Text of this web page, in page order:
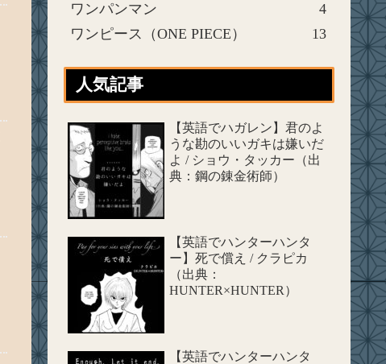
ワンパンマン
4
ワンピース（ONE PIECE）
13
人気記事
【英語でハガレン】君のよ
うな勘のいいガキは嫌いだ
よ / ショウ・タッカー（出
典：鋼の錬金術師）
【英語でハンターハンタ
ー】死で償え / クラピカ
（出典：
HUNTER×HUNTER）
【英語でハンターハンタ